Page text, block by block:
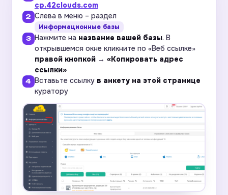
cp.42clouds.com
Слева в меню – раздел
Информационные базы
Нажмите на название вашей базы. В
открывшемся окне кликните по «Веб ссылке»
правой кнопкой→ «Копировать адрес
ссылки»
Вставьте ссылку в анкету на этой странице
куратору